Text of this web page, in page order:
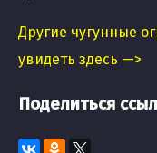
Другие чугунные
увидеть здесь —>
Поделиться